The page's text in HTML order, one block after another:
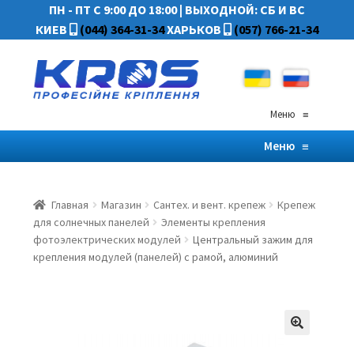
ПН - ПТ С 9:00 ДО 18:00| ВЫХОДНОЙ: СБ И ВС
КИЕВ
(044) 364-31-34ХАРЬКОВ (057) 766-21-34
Меню≡
Меню≡
Главная Магазин Сантех. и вент. крепеж
Крепеж
для солнечных панелей
Элементы крепления
фотоэлектрических модулей
Центральный зажим для
крепления модулей (панелей) с рамой, алюминий